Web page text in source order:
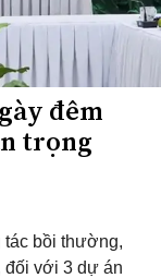
đêm
trọng
bồi thường,
đối với 3 dự án